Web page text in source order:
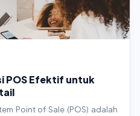
POS Efektif untuk
Point of Sale (POS) adalah